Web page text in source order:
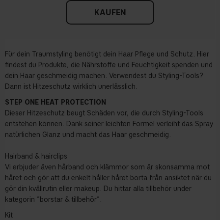
KAUFEN
Für dein Traumstyling benötigt dein Haar Pflege und Schutz. Hier
findest du Produkte, die Nährstoffe und Feuchtigkeit spenden und
dein Haar geschmeidig machen. Verwendest du Styling-Tools?
Dann ist Hitzeschutz wirklich unerlässlich.
STEP ONE HEAT PROTECTION
Dieser Hitzeschutz beugt Schäden vor, die durch Styling-Tools
entstehen können. Dank seiner leichten Formel verleiht das Spray
natürlichen Glanz und macht das Haar geschmeidig.
Hairband & hairclips
Vi erbjuder även hårband och klämmor som är skonsamma mot
håret och gör att du enkelt håller håret borta från ansiktet när du
gör din kvällrutin eller makeup. Du hittar alla tillbehör under
kategorin ”borstar & tillbehör”.
Kit